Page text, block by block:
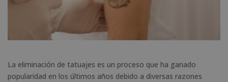
La eliminación de tatuajes es un proceso que ha ganado
popularidad en los últimos años debido a diversas razones